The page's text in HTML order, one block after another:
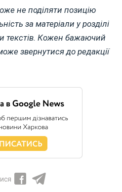
не поділяти позицію
за матеріали у розділі
текстів. Кожен бажаючий
звернутися до редакції